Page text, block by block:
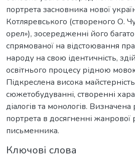
портрета засновника нової
Котляревського (створеного О.
орел»), зосередженні його
спрямованої на відстоювання
народу на свою ідентичність,
освітнього процесу рідною
Підкреслена висока
сюжетобудуванні, створенні
діалогів та монологів.
портрета в досягненні жанрової
письменника.
Ключові слова